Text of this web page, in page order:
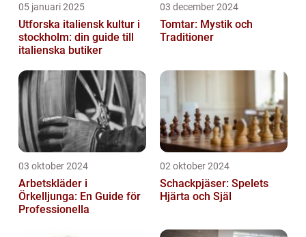
05 januari 2025
Utforska italiensk kultur i
stockholm: din guide till
italienska butiker
03 december 2024
Tomtar: Mystik och
Traditioner
03 oktober 2024
Arbetskläder i
Örkelljunga: En Guide för
Professionella
02 oktober 2024
Schackpjäser: Spelets
Hjärta och Själ